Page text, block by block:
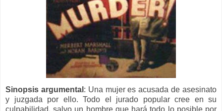
Sinopsis argumental : Una mujer es acusada de asesinato
y juzgada por ello. Todo el jurado popular cree en su
culpabilidad, salvo un hombre que hará todo lo posible por